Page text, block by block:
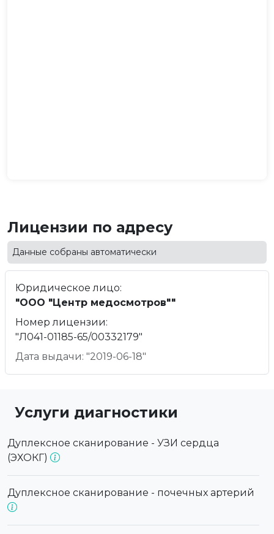
Лицензии по адресу
Данные собраны автоматически
Юридическое лицо:
"ООО "Центр медосмотров""
Номер лицензии:
"Л041-01185-65/00332179"
Дата выдачи: "2019-06-18"
Услуги диагностики
Дуплексное сканирование - УЗИ сердца
(ЭХОКГ)
Дуплексное сканирование - почечных артерий